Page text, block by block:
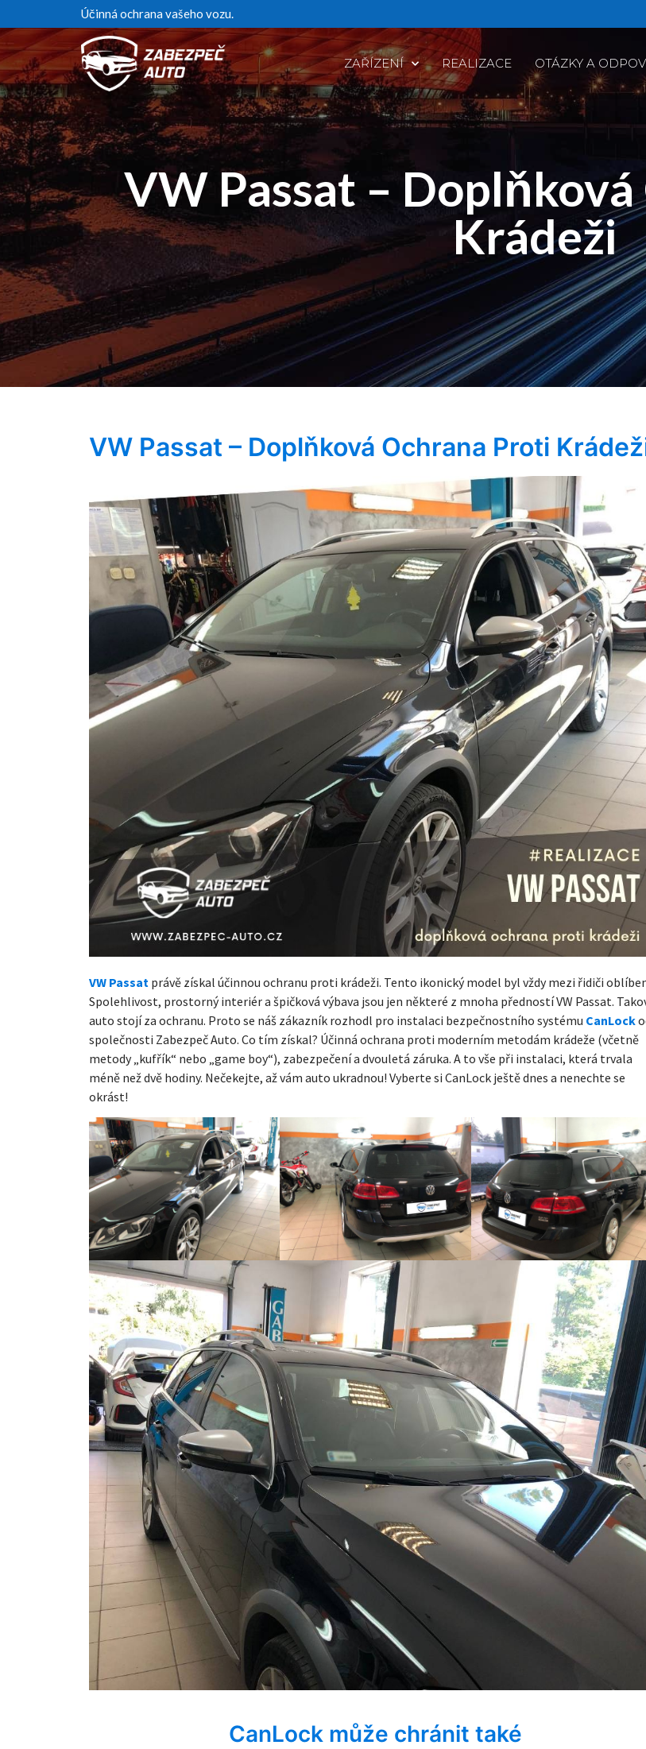
Účinná ochrana vašeho vozu.
ZAŘÍZENÍ REALIZACE OTÁZKY A
VW Passat –
Krádeži
VW Passat – Doplňková Ochrana Proti
VW Passat právě získal účinnou ochranu proti krádeži. Tento ikonický model byl vždy mezi řidiči
Spolehlivost, prostorný interiér a špičková výbava jsou jen některé z mnoha předností VW Passat.
auto stojí za ochranu. Proto se náš zákazník rozhodl pro instalaci bezpečnostního systému CanLock
společnosti Zabezpeč Auto. Co tím získal? Účinná ochrana proti moderním metodám krádeže (včetně
metody „kufřík“ nebo „game boy“), zabezpečení a dvouletá záruka. A to vše při instalaci, která trvala
méně než dvě hodiny. Nečekejte, až vám auto ukradnou! Vyberte si CanLock ještě dnes a nenechte se
okrást!
CanLock může chránit také